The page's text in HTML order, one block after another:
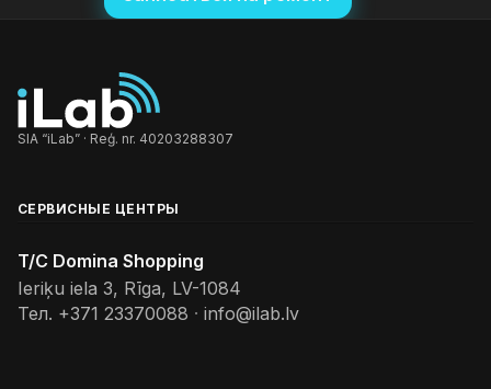
SIA “iLab” · Reģ. nr. 40203288307
СЕРВИСНЫЕ ЦЕНТРЫ
T/C Domina Shopping
Ieriķu iela 3, Rīga, LV-1084
Тел. +371 23370088 · info@ilab.lv